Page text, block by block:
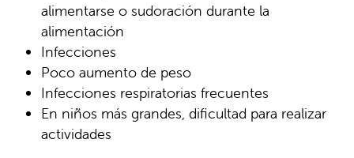
alimentarse o sudoración durante la
alimentación
Infecciones
Poco aumento de peso
Infecciones respiratorias frecuentes
En niños más grandes, dificultad para realizar
actividades